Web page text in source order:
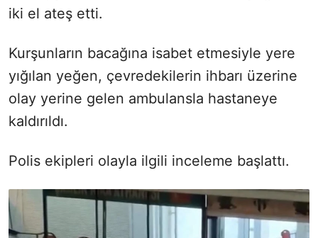
iki el ateş etti.
Kurşunların bacağına isabet etmesiyle yere
yığılan yeğen, çevredekilerin ihbarı üzerine
olay yerine gelen ambulansla hastaneye
kaldırıldı.
Polis ekipleri olayla ilgili inceleme başlattı.